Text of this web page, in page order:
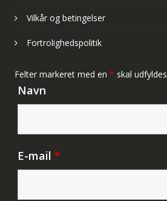
Vilkår og betingelser
Fortrolighedspolitik
Felter markeret med en * skal udfyldes
Navn
E-mail *